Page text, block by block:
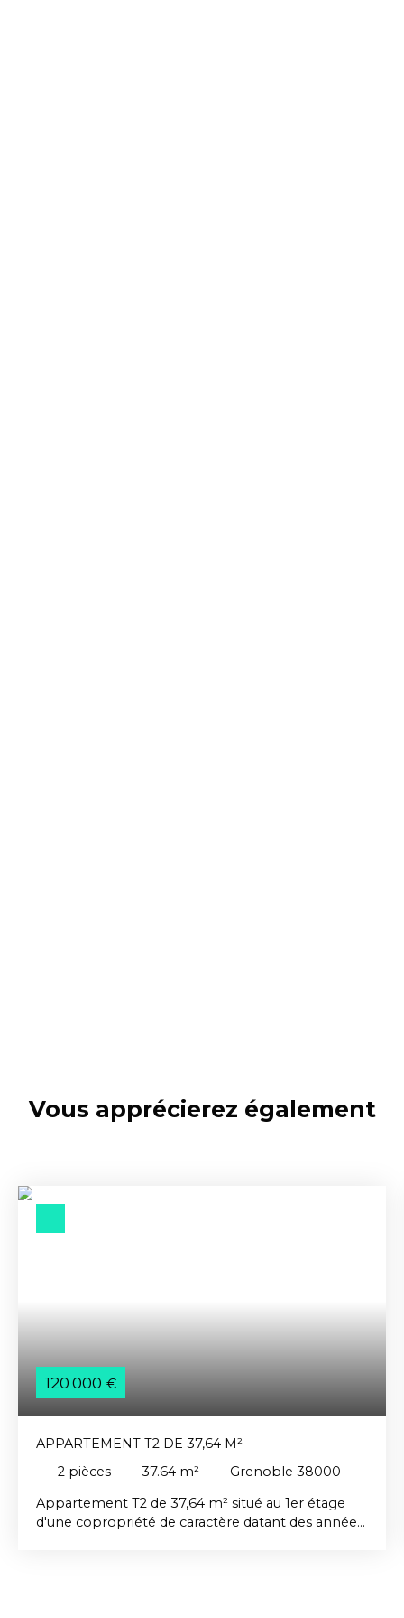
Vous apprécierez également
120 000 €
APPARTEMENT T2 DE 37,64 M²
2 pièces 37.64 m²
Grenoble 38000
Appartement T2 de 37,64 m² situé au 1er étage
d'une copropriété de caractère datant des années